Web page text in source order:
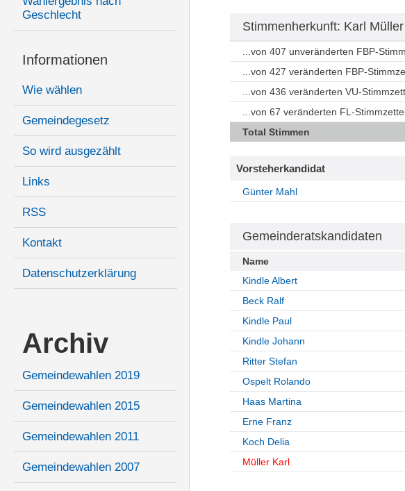
Geschlecht
Informationen
Wie wählen
Gemeindegesetz
So wird ausgezählt
Links
RSS
Kontakt
Datenschutzerklärung
Archiv
Gemeindewahlen 2019
Gemeindewahlen 2015
Gemeindewahlen 2011
Gemeindewahlen 2007
Stimmenherkunft: Karl Müller
...von 407 unveränderten FBP-
...von 427 veränderten FBP-
...von 436 veränderten VU-
...von 67 veränderten FL-
Total Stimmen
Vorsteherkandidat
Günter Mahl
Gemeinderatskandidaten
Name
Kindle Albert
Beck Ralf
Kindle Paul
Kindle Johann
Ritter Stefan
Ospelt Rolando
Haas Martina
Erne Franz
Koch Delia
Müller Karl